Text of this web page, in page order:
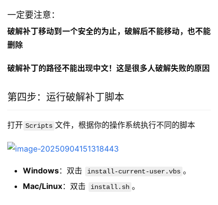
一定要注意：
破解补丁移动到一个安全的为止，破解后不能移动，也不能
删除
破解补丁的路径不能出现中文！这是很多人破解失败的原因
第四步：运行破解补丁脚本
打开 Scripts 文件，根据你的操作系统执行不同的脚本
Windows：双击 install-current-user.vbs 。
Mac/Linux：双击 install.sh 。